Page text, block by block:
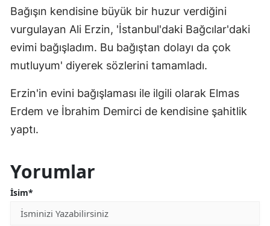
Bağışın kendisine büyük bir huzur verdiğini
vurgulayan Ali Erzin, 'İstanbul'daki Bağcılar'daki
evimi bağışladım. Bu bağıştan dolayı da çok
mutluyum' diyerek sözlerini tamamladı.
Erzin'in evini bağışlaması ile ilgili olarak Elmas
Erdem ve İbrahim Demirci de kendisine şahitlik
yaptı.
Yorumlar
İsim*